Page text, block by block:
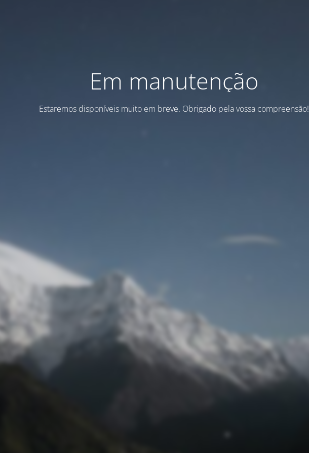
Em manutenção
Estaremos disponíveis muito em breve. Obrigado pela vossa compreensão!